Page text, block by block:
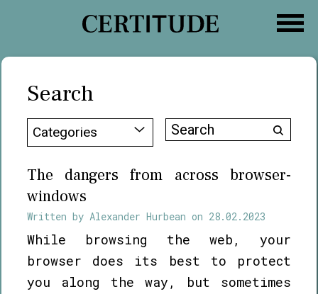
Search
Categories
Search
The dangers from across browser-
windows
Written byAlexander Hurbean on 28.02.2023
While browsing the web, your
browser does its best to protect
you along the way, but sometimes